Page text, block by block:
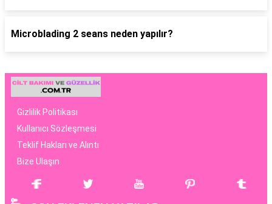
Microblading 2 seans neden yapılır?
Gizlilik Politikası
Kullanıcı Sözleşmesi
Teklif Hakları ve Alıntı
Bize Ulaşın